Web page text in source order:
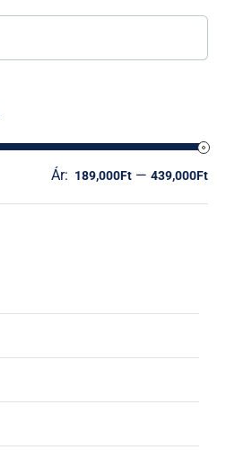
Min
ár
Max
ár
Ár: 189,000Ft —439,000Ft